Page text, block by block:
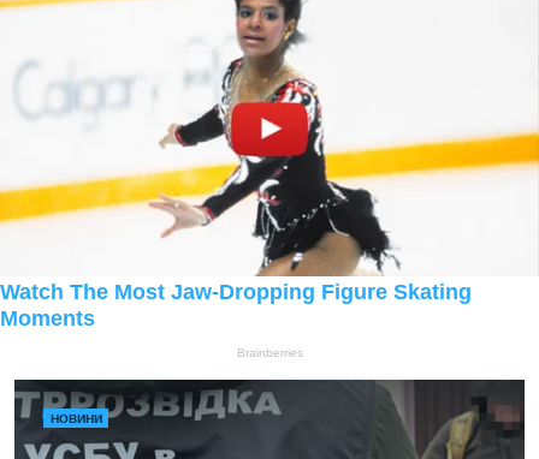
НОВИНИ